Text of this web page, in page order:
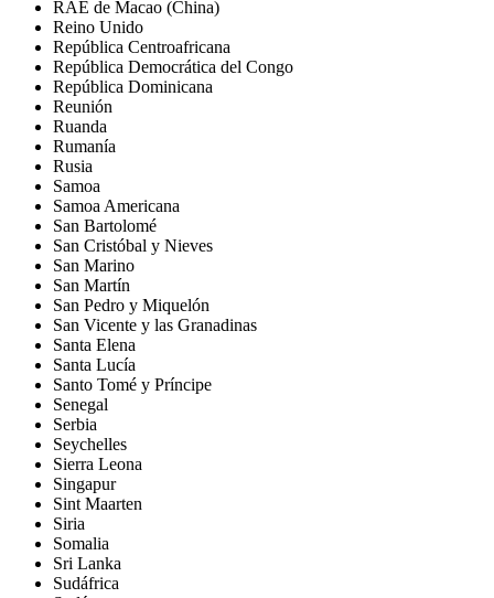
RAE de Macao (China)
Reino Unido
República Centroafricana
República Democrática del Congo
República Dominicana
Reunión
Ruanda
Rumanía
Rusia
Samoa
Samoa Americana
San Bartolomé
San Cristóbal y Nieves
San Marino
San Martín
San Pedro y Miquelón
San Vicente y las Granadinas
Santa Elena
Santa Lucía
Santo Tomé y Príncipe
Senegal
Serbia
Seychelles
Sierra Leona
Singapur
Sint Maarten
Siria
Somalia
Sri Lanka
Sudáfrica